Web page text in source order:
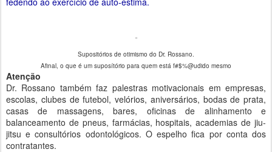
Supositórios de otimismo do Dr. Rossano.
Afinal, o que é um suposítório para quem está f#$%@udido mesmo
Atenção
Dr. Rossano também faz palestras motivacionais em empresas,
escolas, clubes de futebol, velórios, aniversários, bodas de prata,
casas de massagens, bares, oficinas de alinhamento e
balanceamento de pneus, farmácias, hospitais, academias de jiu-
jitsu e consultórios odontológicos. O espelho fica por conta dos
contratantes.